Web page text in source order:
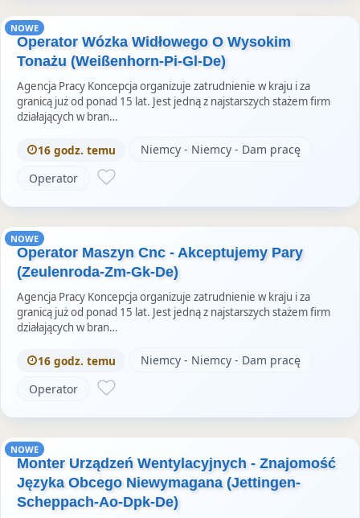
NOWE
Operator Wózka Widłowego O Wysokim
Tonażu (Weißenhorn-Pi-Gl-De)
Agencja Pracy Koncepcja organizuje zatrudnienie w kraju i za
granicą już od ponad 15 lat. Jest jedną z najstarszych stażem firm
działających w bran…
16 godz. temu
Niemcy - Niemcy - Dam pracę
Operator
NOWE
Operator Maszyn Cnc - Akceptujemy Pary
(Zeulenroda-Zm-Gk-De)
Agencja Pracy Koncepcja organizuje zatrudnienie w kraju i za
granicą już od ponad 15 lat. Jest jedną z najstarszych stażem firm
działających w bran…
16 godz. temu
Niemcy - Niemcy - Dam pracę
Operator
NOWE
Monter Urządzeń Wentylacyjnych - Znajomość
Języka Obcego Niewymagana (Jettingen-
Scheppach-Ao-Dpk-De)